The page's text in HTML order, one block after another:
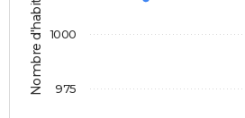
Nombre d'habitants 1000
975